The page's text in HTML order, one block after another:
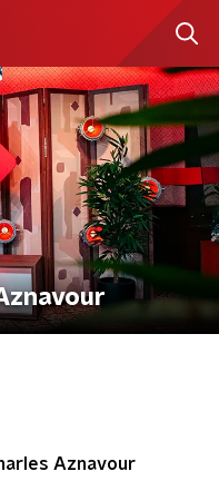
Aznavour